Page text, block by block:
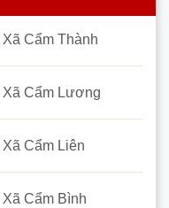
Xã Cẩm Thành
Xã Cẩm Lương
Xã Cẩm Liên
Xã Cẩm Bình